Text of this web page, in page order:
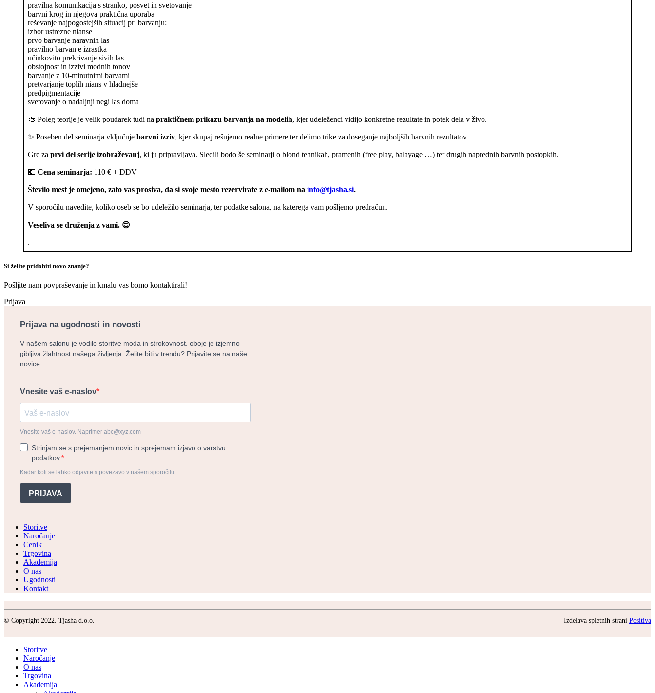
pravilna komunikacija s stranko, posvet in svetovanje
barvni krog in njegova praktična uporaba
reševanje najpogostejših situacij pri barvanju:
izbor ustrezne nianse
prvo barvanje naravnih las
pravilno barvanje izrastka
učinkovito prekrivanje sivih las
obstojnost in izzivi modnih tonov
barvanje z 10-minutnimi barvami
pretvarjanje toplih nians v hladnejše
predpigmentacije
svetovanje o nadaljnji negi las doma
🎨 Poleg teorije je velik poudarek tudi na praktičnem prikazu barvanja na modelih, kjer udeleženci vidijo konkretne rezultate in potek dela v živo.
✨ Poseben del seminarja vključuje barvni izziv, kjer skupaj rešujemo realne primere ter delimo trike za doseganje najboljših barvnih rezultatov.
Gre za prvi del serije izobraževanj, ki ju pripravljava. Sledili bodo še seminarji o blond tehnikah, pramenih (free play, balayage …) ter drugih naprednih barvnih postopkih.
💶 Cena seminarja: 110 € + DDV
Število mest je omejeno, zato vas prosiva, da si svoje mesto rezervirate z e-mailom na info@tjasha.si.
V sporočilu navedite, koliko oseb se bo udeležilo seminarja, ter podatke salona, na katerega vam pošljemo predračun.
Veseliva se druženja z vami. 😊
.
Si želite pridobiti novo znanje?
Pošljite nam povpraševanje in kmalu vas bomo kontaktirali!
Prijava
Prijava na ugodnosti in novosti
V našem salonu je vodilo storitve moda in strokovnost. oboje je izjemno
gibljiva žlahtnost našega življenja. Želite biti v trendu? Prijavite se na naše
novice
Vnesite vaš e-naslov
Vnesite vaš e-naslov. Naprimer abc@xyz.com
Strinjam se s prejemanjem novic in sprejemam izjavo o varstvu
podatkov.
Kadar koli se lahko odjavite s povezavo v našem sporočilu.
PRIJAVA
Storitve
Naročanje
Cenik
Trgovina
Akademija
O nas
Ugodnosti
Kontakt
© Copyright 2022. Tjasha d.o.o. Izdelava spletnih strani Positiva
Storitve
Naročanje
O nas
Trgovina
Akademija